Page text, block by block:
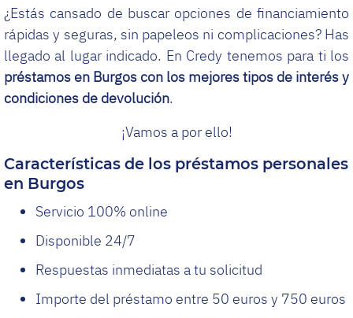
¿Estás cansado de buscar opciones de financiamiento
rápidas y seguras, sin papeleos ni complicaciones? Has
llegado al lugar indicado. En Credy tenemos para ti los
préstamos en Burgos con los mejores tipos de interés y
condiciones de devolución.
¡Vamos a por ello!
Características de los préstamos personales
en Burgos
Servicio 100% online
Disponible 24/7
Respuestas inmediatas a tu solicitud
Importe del préstamo entre 50 euros y 750 euros